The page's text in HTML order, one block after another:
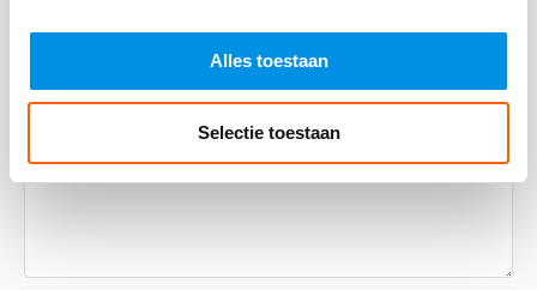
Alles toestaan
Selectie toestaan
Opmerking